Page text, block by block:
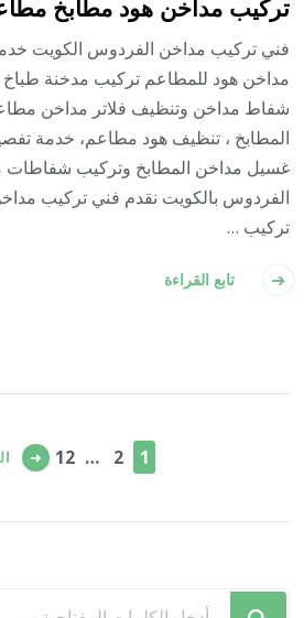
تركيب مداخن هود مطابخ
فني تركيب مداخن الفردوس الكويت
مداخن هود للمطاعم تركيب مدخنة
شفاط مداخن وتنظيف فلاتر مداخن
المطابخ ، تنظيف هود مطاعم، خدمة
غسيل مداخن المطابخ وتركيب شفاطات
الفردوس بالكويت نقدم فني تركيب
تركيب …
تابع القراءة
صفحة
1 صفحة
2
… صفحة
12
هل